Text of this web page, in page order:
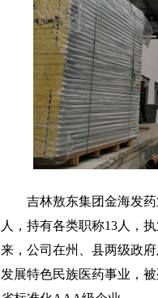
吉林敖东集团金海发药
人，持有各类职称13人，
来，公司在州、县两级政
发展特色民族医药事业，